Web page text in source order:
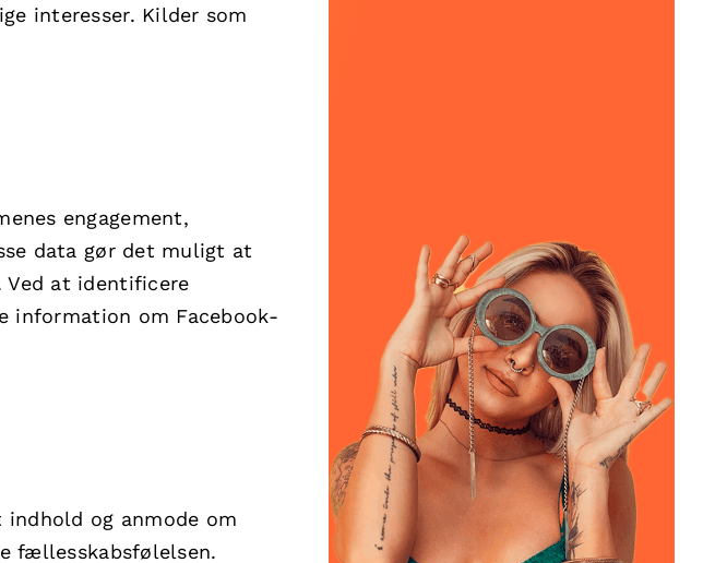
interesser. Kilder som
engagement,
data gør det muligt at
Ved at identificere
information om Facebook-
og anmode om
fællesskabsfølelsen.